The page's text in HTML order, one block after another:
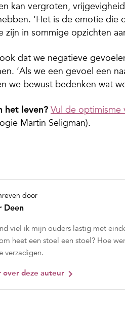
kan vergroten,
‘Het is de emotie
zijn in sommige opzichten
dat we negatieve
‘Als we een gevoel een
we bewust bedenken wat
het leven? Vul de optimisme
Martin Seligman).
door
Deen
viel ik mijn ouders lastig met
heet een stoel een stoel? Hoe
verzadigen.
over deze auteur